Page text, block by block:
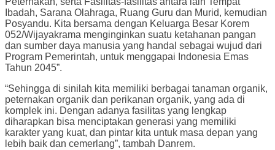
Ibadah, Sarana Olahraga, Ruang Guru dan Murid, kemudian
Posyandu. Kita bersama dengan Keluarga Besar Korem
052/Wijayakrama menginginkan suatu ketahanan pangan
dan sumber daya manusia yang handal sebagai wujud dari
Program Pemerintah, untuk menggapai Indonesia Emas
Tahun 2045”.
“Sehingga di sinilah kita memiliki berbagai tanaman organik,
peternakan organik dan perikanan organik, yang ada di
komplek ini. Dengan adanya fasilitas yang lengkap
diharapkan bisa menciptakan generasi yang memiliki
karakter yang kuat, dan pintar kita untuk masa depan yang
lebih baik dan cemerlang”, tambah Danrem.